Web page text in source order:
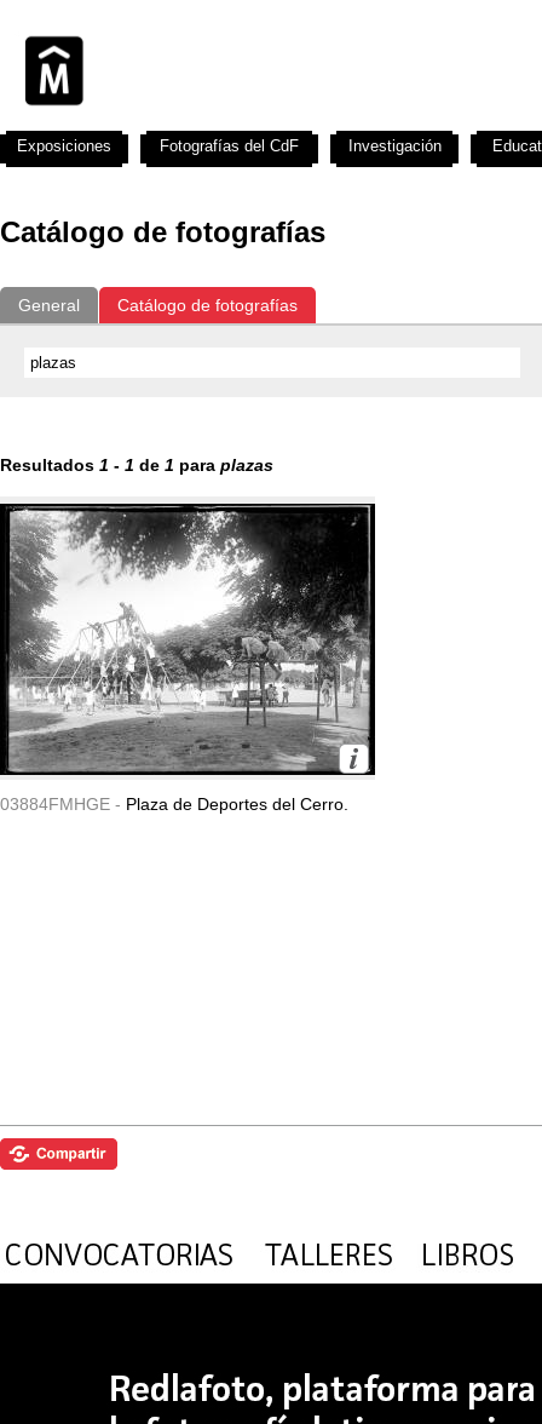
Catálogo de fotografías
General Catálogo de fotografías
Resultados 1 - 1 de 1 para plazas
03884FMHGE - Plaza de Deportes del Cerro.
Exposiciones Fotografías del CdF Investigación